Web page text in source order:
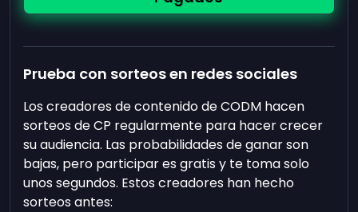
Prueba con sorteos en redes sociales
Los creadores de contenido de CODM hacen
sorteos de CP regularmente para hacer crecer
su audiencia. Las probabilidades de ganar son
bajas, pero participar es gratis y te toma solo
unos segundos. Estos creadores han hecho
sorteos antes: